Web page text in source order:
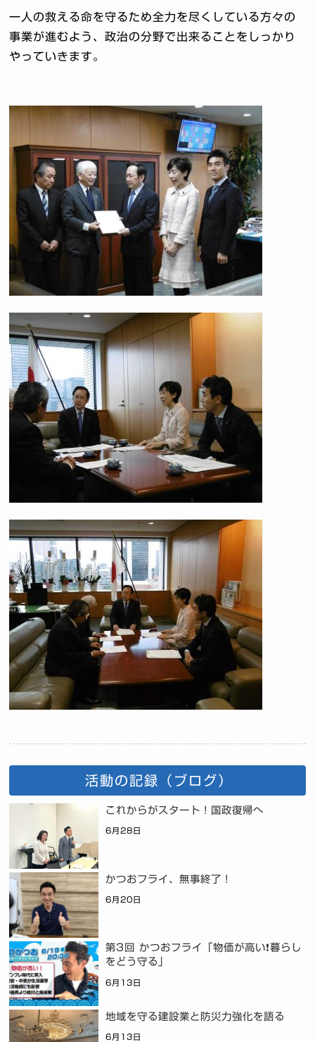
一人の救える命を守るため全力を尽くしている方々の
事業が進むよう、政治の分野で出来ることをしっかり
やっていきます。
活動の記録（ブログ）
これからがスタート！国政復帰へ
6月28日
かつおフライ、無事終了！
6月20日
第3回 かつおフライ「物価が高い❗暮らし
をどう守る」
6月13日
地域を守る建設業と防災力強化を語る
6月13日